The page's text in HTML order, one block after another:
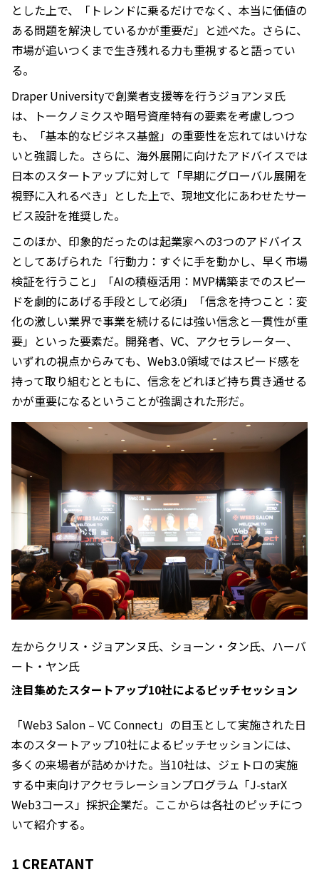
とした上で、「トレンドに乗るだけでなく、本当に価値の
ある問題を解決しているかが重要だ」と述べた。さらに、
市場が追いつくまで生き残れる力も重視すると語ってい
る。
Draper Universityで創業者支援等を行うジョアンヌ氏
は、トークノミクスや暗号資産特有の要素を考慮しつつ
も、「基本的なビジネス基盤」の重要性を忘れてはいけな
いと強調した。さらに、海外展開に向けたアドバイスでは
日本のスタートアップに対して「早期にグローバル展開を
視野に入れるべき」とした上で、現地文化にあわせたサー
ビス設計を推奨した。
このほか、印象的だったのは起業家への3つのアドバイス
としてあげられた「行動力：すぐに手を動かし、早く市場
検証を行うこと」「AIの積極活用：MVP構築までのスピー
ドを劇的にあげる手段として必須」「信念を持つこと：変
化の激しい業界で事業を続けるには強い信念と一貫性が重
要」といった要素だ。開発者、VC、アクセラレーター、
いずれの視点からみても、Web3.0領域ではスピード感を
持って取り組むとともに、信念をどれほど持ち貫き通せる
かが重要になるということが強調された形だ。
左からクリス・ジョアンヌ氏、ショーン・タン氏、ハーバ
ート・ヤン氏
注目集めたスタートアップ10社によるピッチセッション
「Web3 Salon – VC Connect」の目玉として実施された日
本のスタートアップ10社によるピッチセッションには、
多くの来場者が詰めかけた。当10社は、ジェトロの実施
する中東向けアクセラレーションプログラム「J-starX
Web3コース」採択企業だ。ここからは各社のピッチにつ
いて紹介する。
1 CREATANT